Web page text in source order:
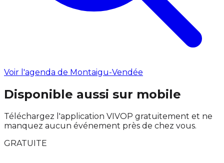
Voir l'agenda de Montaigu-Vendée
Disponible aussi sur mobile
Téléchargez l'application VIVOP gratuitement et ne
manquez aucun événement près de chez vous.
GRATUITE